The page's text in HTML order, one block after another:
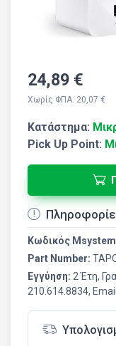
24,89 €
Χωρίς ΦΠΑ: 20,07 €
Κατάστημα:
Pick Up Point:
Κωδικός
Part Number:
Εγγύηση: 2 Έτη,
210.614.8834,